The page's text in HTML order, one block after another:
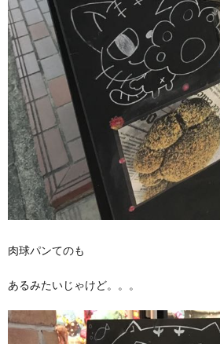
肉球パンてのも
あるみたいじゃけど。。。